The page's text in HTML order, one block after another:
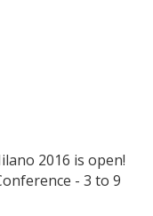
2016 is open!
- 3 to 9